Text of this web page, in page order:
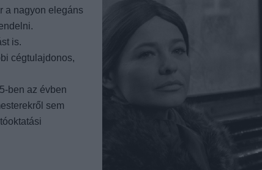
a nagyon elegáns
is.
cégtulajdonos,
ben az évben
sem